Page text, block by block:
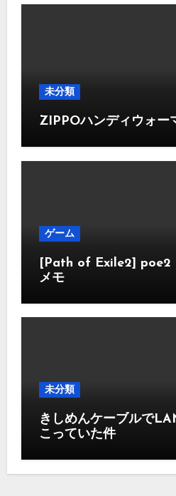
未分類
ZIPPOハンディウォー
ゲーム
[Path of Exile2] poe2
メモ
未分類
きしめんケーブルで
こっていた件